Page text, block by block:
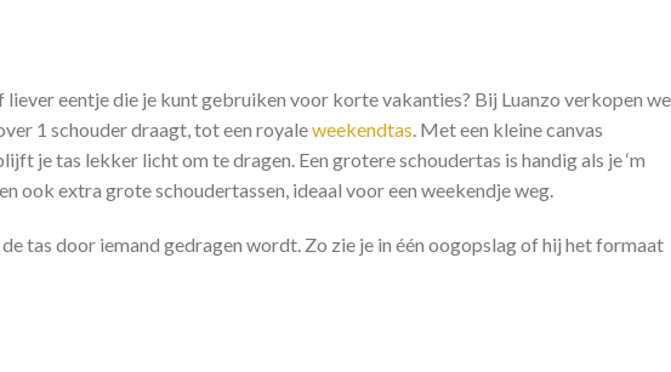
liever eentje die je kunt gebruiken voor korte vakanties? Bij Luanzo verkopen we
1 schouder draagt, tot een royaleweekendtas. Met een kleine canvas
je tas lekker licht om te dragen. Een grotere schoudertas is handig als je ‘m
extra grote schoudertassen, ideaal voor een weekendje weg.
tas door iemand gedragen wordt. Zo zie je in één oogopslag of hij het formaat